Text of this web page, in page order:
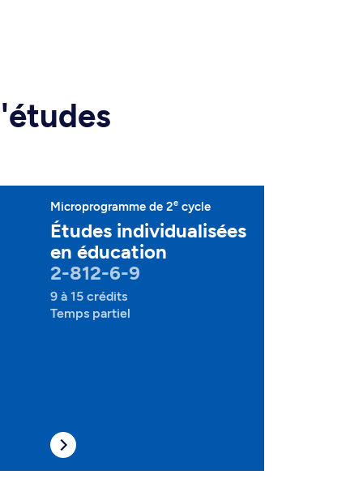
Microprogramme de 2e cycle
Études individualisées
en éducation
2-812-6-9
9 à 15 crédits
Temps partiel